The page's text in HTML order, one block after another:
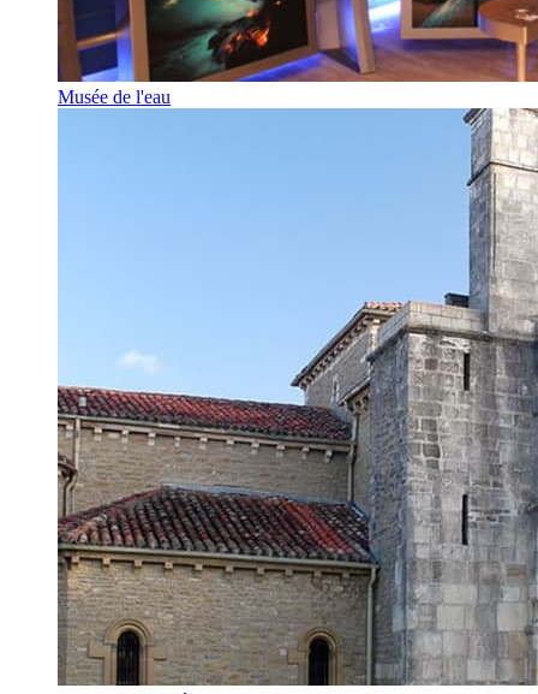
Musée de l'eau